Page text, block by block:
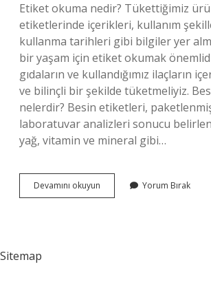
Etiket okuma nedir? Tükettiğimiz
etiketlerinde içerikleri, kullanım
kullanma tarihleri ​​gibi bilgiler yer
bir yaşam için etiket okumak
gıdaların ve kullandığımız ilaçların
ve bilinçli bir şekilde tüketmeliyiz.
nelerdir? Besin etiketleri,
laboratuvar analizleri sonucu
yağ, vitamin ve mineral gibi…
Devamını okuyun
Okurken
Yorum Bırak
Sitemap